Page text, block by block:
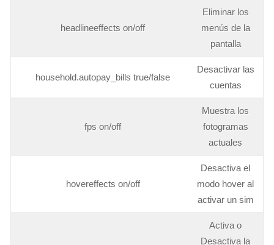
headlineeffects on/off
Eliminar los
menús de la
pantalla
household.autopay_bills true/false
Desactivar las
cuentas
fps on/off
Muestra los
fotogramas
actuales
hovereffects on/off
Desactiva el
modo hover al
activar un sim
Activa o
Desactiva la